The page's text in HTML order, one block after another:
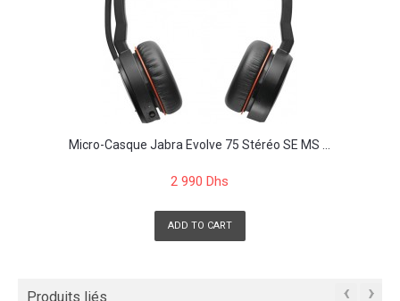
Micro-Casque Jabra Evolve 75 Stéréo SE MS ...
2 990 Dhs
ADD TO CART
Produits liés ‹ ›